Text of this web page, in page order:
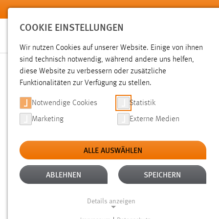
Zum Hauptinhalt springen
SUCHE
Aktive Filter: TYP: DATEIEN ALTER: 1 BIS 6 MONATE
Gesucht nach "moodle". Es wurden 43 Ergebnisse
COOKIE EINSTELLUNGEN
Wir nutzen Cookies auf unserer Website. Einige von ihnen
sind technisch notwendig, während andere uns helfen,
diese Website zu verbessern oder zusätzliche
Funktionalitäten zur Verfügung zu stellen.
Notwendige Cookies Statistik
Marketing Externe Medien
ALLE AUSWÄHLEN
ABLEHNEN SPEICHERN
Details anzeigen